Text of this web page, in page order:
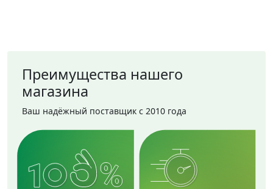
Преимущества нашего
магазина
Ваш надёжный поставщик с 2010 года